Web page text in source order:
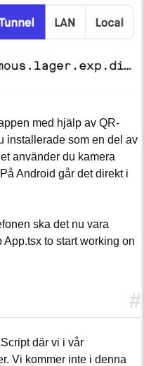
med hjälp av QR-
installerade som en del av
använder du kamera
Android går det direkt i
ska det nu vara
to start working on
#
där vi i vår
Vi kommer inte i denna